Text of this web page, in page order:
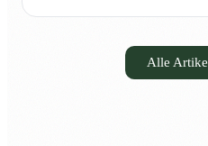
Alle